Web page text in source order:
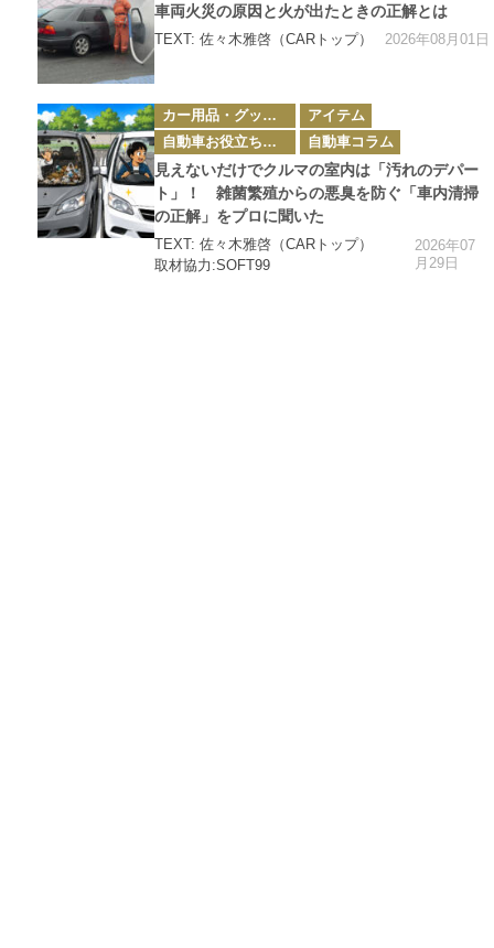
ー
車両火災の原因と火が出たときの正解とは
TEXT: 佐々木雅啓（CARトップ） 2026年08月01日
カ
テ
ゴ
リ
ー
カー用品・グッズ情報
アイテム
自動車お役立ち情報
自動車コラム
見えないだけでクルマの室内は「汚れのデパー
ト」！ 雑菌繁殖からの悪臭を防ぐ「車内清掃
の正解」をプロに聞いた
TEXT: 佐々木雅啓（CARトップ）
取材協力:SOFT99
2026年07
月29日